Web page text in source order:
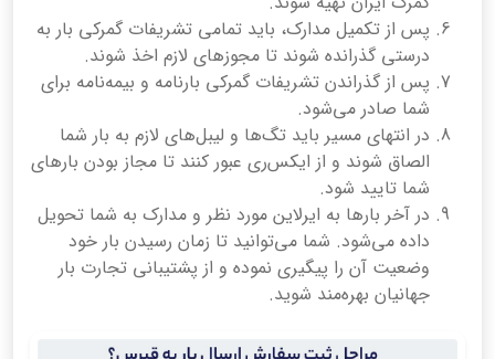
پس از تکمیل مدارک، باید تمامی تشریفات گمرکی بار به
درستی گذرانده شوند تا مجوزهای لازم اخذ شوند.
پس از گذراندن تشریفات گمرکی بارنامه و بیمه‌نامه برای
شما صادر می‌شود.
در انتهای مسیر باید تگ‌ها و لیبل‌های لازم به بار شما
الصاق شوند و از ایکس‌ری عبور کنند تا مجاز بودن بارهای
شما تایید شود.
در آخر بارها به ایرلاین مورد نظر و مدارک به شما تحویل
داده می‌شود. شما می‌توانید تا زمان رسیدن بار خود
وضعیت آن را پیگیری نموده و از پشتیبانی تجارت بار
جهانیان بهره‌مند شوید.